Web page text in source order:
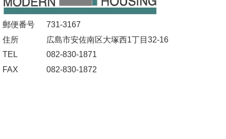
郵便番号
731-3167
住所
広島市安佐南区大塚西1丁目32-16
TEL
082-830-1871
FAX
082-830-1872